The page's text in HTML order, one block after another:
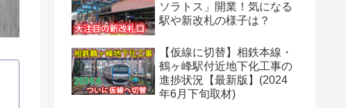
ソラトス」開業！気になる
駅や新改札の様子は？
【仮線に切替】相鉄本線・
鶴ヶ峰駅付近地下化工事の
進捗状況【最新版】(2024
年6月下旬取材)